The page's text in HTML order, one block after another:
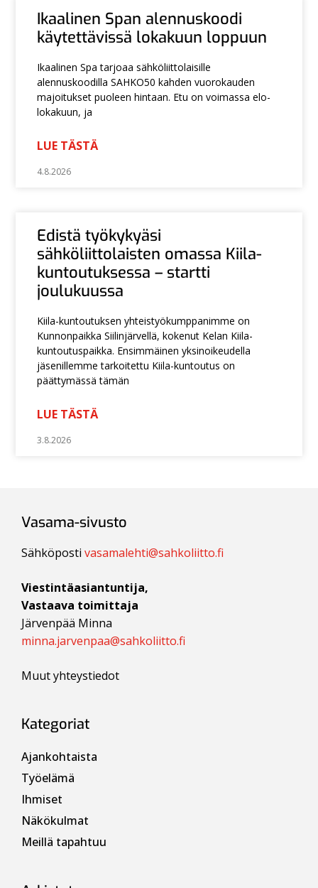
Ikaalinen Span alennuskoodi
käytettävissä lokakuun loppuun
Ikaalinen Spa tarjoaa sähköliittolaisille
alennuskoodilla SAHKO50 kahden vuorokauden
majoitukset puoleen hintaan. Etu on voimassa elo-
lokakuun, ja
LUE TÄSTÄ
4.8.2026
Edistä työkykyäsi
sähköliittolaisten omassa Kiila-
kuntoutuksessa – startti
joulukuussa
Kiila-kuntoutuksen yhteistyökumppanimme on
Kunnonpaikka Siilinjärvellä, kokenut Kelan Kiila-
kuntoutuspaikka. Ensimmäinen yksinoikeudella
jäsenillemme tarkoitettu Kiila-kuntoutus on
päättymässä tämän
LUE TÄSTÄ
3.8.2026
Vasama-sivusto
Sähköpostivasamalehti@sahkoliitto.fi
Viestintäasiantuntija,
Vastaava toimittaja
Järvenpää Minna
minna.jarvenpaa@sahkoliitto.fi
Muut yhteystiedot
Kategoriat
Ajankohtaista
Työelämä
Ihmiset
Näkökulmat
Meillä tapahtuu